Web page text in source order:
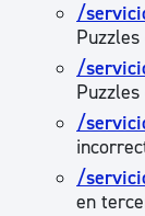
/
/
/
/
en